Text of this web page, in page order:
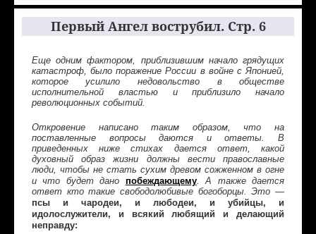
Первый Ангел вострубил. Стр. 6
Еще одним фактором, приблизившим начало грядущих
катастроф, было поражение России в войне с Японией,
которое усилило недовольство в обществе
исполнительной властью и приблизило начало
революционных событий.
Откровение написано таким образом, что на
поставленные вопросы даются и ответы. В
приведенных ниже стихах дается ответ, какой
духовный образ жизни должны вести православные
люди, чтобы не стать сухим древом сожженном в огне
и что будет дано побеждающему. А также дается
ответ кто такие свободолюбивые богоборцы. Это —
псы и чародеи, и любодеи, и убийцы, и
идолослужители, и всякий любящий и делающий
неправду: